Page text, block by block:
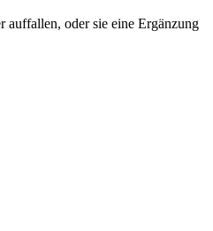
oder sie eine Ergänzung